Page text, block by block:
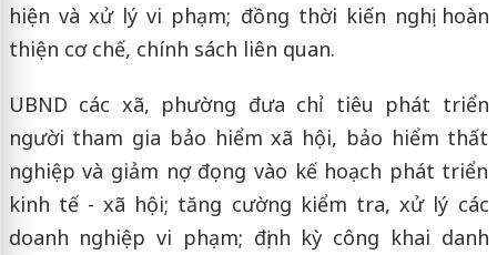
hiện và xử lý vi phạm; đồng thời kiến nghị hoàn
thiện cơ chế, chính sách liên quan.
UBND các xã, phường đưa chỉ tiêu phát triển
người tham gia bảo hiểm xã hội, bảo hiểm thất
nghiệp và giảm nợ đọng vào kế hoạch phát triển
kinh tế - xã hội; tăng cường kiểm tra, xử lý các
doanh nghiệp vi phạm; định kỳ công khai danh